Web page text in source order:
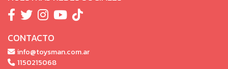
CONTACTO
info@toysman.com.ar
1150215068